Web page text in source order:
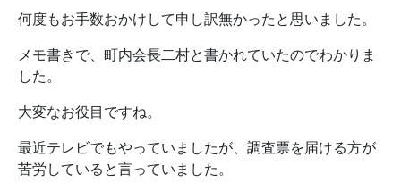
何度もお手数おかけして申し訳無かったと思いました。
メモ書きで、町内会長二村と書かれていたのでわかりま
した。
大変なお役目ですね。
最近テレビでもやっていましたが、調査票を届ける方が
苦労していると言っていました。